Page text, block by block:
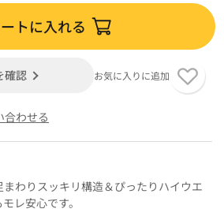
トに入れる
確認 お気に入りに追加
合わせる
わりスッキリ構造＆ぴったりハイウエ
レ安心です。